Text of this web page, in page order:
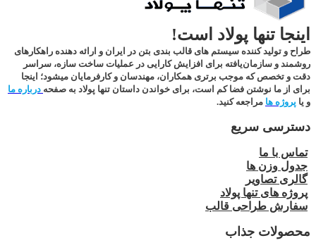
اینجا تنها پولاد است!
طراح و تولید کننده سیستم های قالب بندی بتن در ایران و ارائه دهنده راهکارهای
روشمند و سازمان‌یافته برای افزایش کارایی در عملیات ساخت سازه، سراسر
دقت و تخصص که موجب برتری همکاران، مهندسان و کارفرمایان میشود؛ اینجا
برای از ما نوشتن فضا کم است، برای خواندن داستان تنها پولاد به صفحه درباره ما
و یا پروژه ها مراجعه کنید.
دسترسی سریع
تماس با ما
جدول وزن ها
گالری تصاویر
پروژه های تنها پولاد
سفارش طراحی قالب
محصولات جذاب